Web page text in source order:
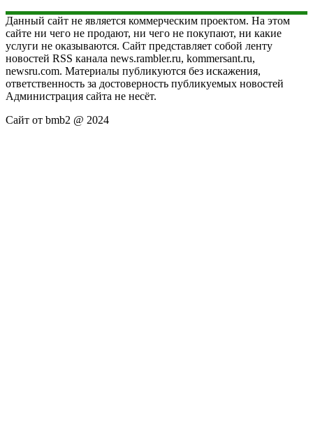
Данный сайт не является коммерческим проектом. На этом
сайте ни чего не продают, ни чего не покупают, ни какие
услуги не оказываются. Сайт представляет собой ленту
новостей RSS канала news.rambler.ru, kommersant.ru,
newsru.com. Материалы публикуются без искажения,
ответственность за достоверность публикуемых новостей
Администрация сайта не несёт.
Сайт от bmb2 @ 2024